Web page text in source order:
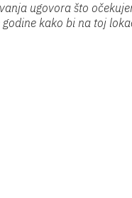
ugovora što
kako bi na toj